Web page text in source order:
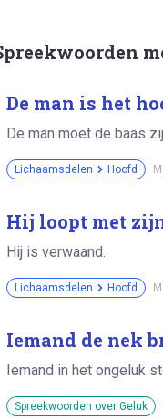
De man is het
De man moet de baas
Lichaamsdelen Hoofd
Hij loopt met
Hij is verwaand.
Lichaamsdelen Hoofd
Iemand de nek
Iemand in het ongeluk
Spreekwoorden over Geluk